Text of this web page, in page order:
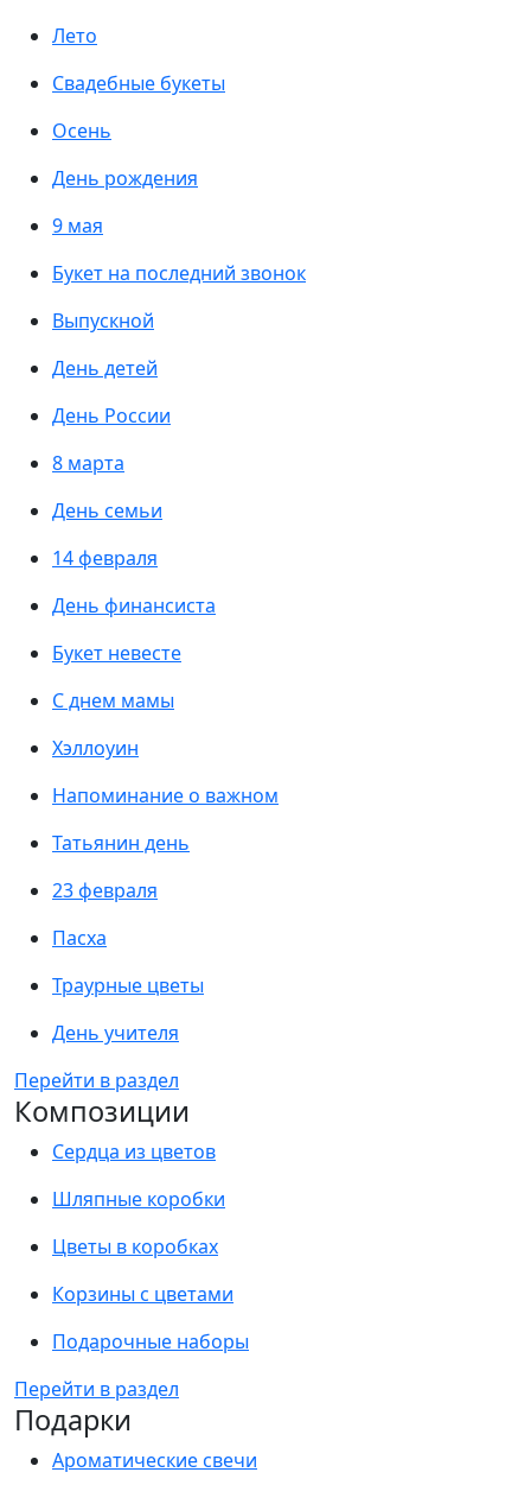
Лето
Свадебные букеты
Осень
День рождения
9 мая
Букет на последний звонок
Выпускной
День детей
День России
8 марта
День семьи
14 февраля
День финансиста
Букет невесте
С днем мамы
Хэллоуин
Напоминание о важном
Татьянин день
23 февраля
Пасха
Траурные цветы
День учителя
Перейти в раздел
Композиции
Сердца из цветов
Шляпные коробки
Цветы в коробках
Корзины с цветами
Подарочные наборы
Перейти в раздел
Подарки
Ароматические свечи